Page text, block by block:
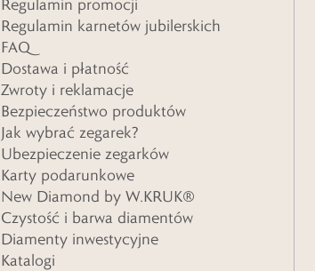
Regulamin promocji
Regulamin karnetów jubilerskich
FAQ
Dostawa i płatność
Zwroty i reklamacje
Bezpieczeństwo produktów
Jak wybrać zegarek?
Ubezpieczenie zegarków
Karty podarunkowe
New Diamond by W.KRUK®
Czystość i barwa diamentów
Diamenty inwestycyjne
Katalogi